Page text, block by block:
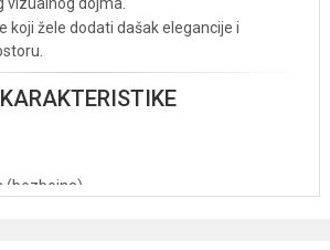
koji žele dodati dašak elegancije i
(bezbojna)